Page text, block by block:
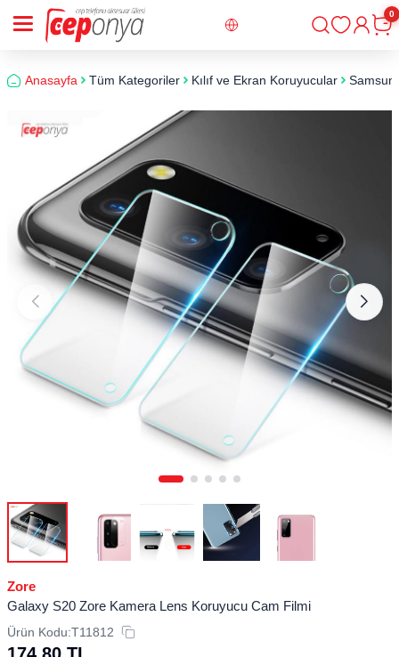
Giriş
0
Anasayfa Tüm Kategoriler Kılıf ve Ekran Koruyucular
Zore
Galaxy S20 Zore Kamera Lens Koruyucu Cam Filmi
Ürün Kodu:T11812